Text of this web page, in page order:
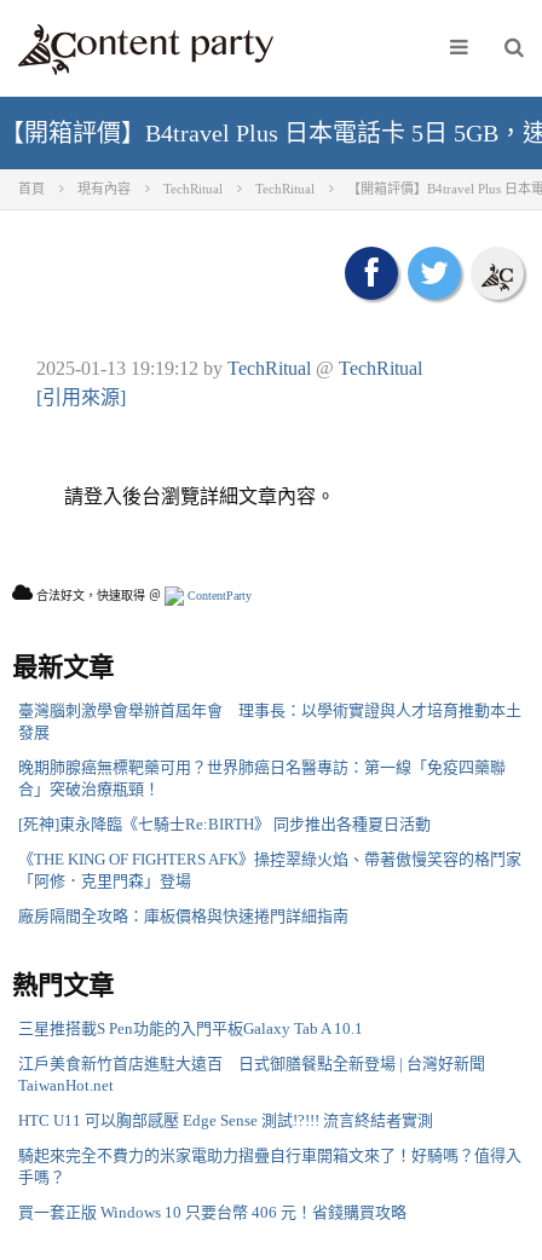
【開箱評價】B4travel Plus 日本電話卡 5日 5GB，
首頁 現有內容 TechRitual TechRitual 【開箱評價】B4travel Plus 日
2025-01-13 19:19:12 by TechRitual @ TechRitual
[引用來源]
請登入後台瀏覽詳細文章內容。
合法好文，快速取得 ＠ ContentParty
最新文章
臺灣腦刺激學會舉辦首屆年會 理事長：以學術實證與人才培育推動本土
發展
晚期肺腺癌無標靶藥可用？世界肺癌日名醫專訪：第一線「免疫四藥聯
合」突破治療瓶頸！
[死神]東永降臨《七騎士Re:BIRTH》 同步推出各種夏日活動
《THE KING OF FIGHTERS AFK》操控翠綠火焰、帶著傲慢笑容的格鬥家
「阿修．克里門森」登場
廠房隔間全攻略：庫板價格與快速捲門詳細指南
熱門文章
三星推搭載S Pen功能的入門平板Galaxy Tab A 10.1
江戶美食新竹首店進駐大遠百 日式御膳餐點全新登場 | 台灣好新聞
TaiwanHot.net
HTC U11 可以胸部感壓 Edge Sense 測試!?!!! 流言終結者實測
騎起來完全不費力的米家電助力摺疊自行車開箱文來了！好騎嗎？值得入
手嗎？
買一套正版 Windows 10 只要台幣 406 元！省錢購買攻略